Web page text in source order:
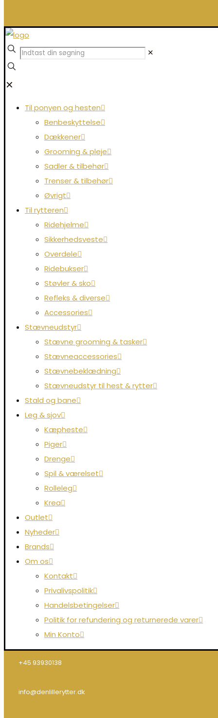
✕
✕
Til ponyen og hesten
Benbeskyttelse
Dækkener
Grooming & pleje
Sadler & tilbehør
Trenser & tilbehør
Øvrigt
Til rytteren
Ridehjelme
Sikkerhedsveste
Overdele
Ridebukser
Støvler & sko
Refleks & diverse
Accessories
Stævneudstyr
Stævne grooming & tasker
Stævneaccessories
Stævnebeklædning
Stævneudstyr til hest & rytter
Stald og bane
Leg & sjov
Kæpheste
Piger
Drenge
Spil & værelset
Rolleleg
Krea
Outlet
Nyheder
Brands
Om os
Kontakt
Privalivspolitik
Handelsbetingelser
Politik for refundering og returnerede varer
Min Konto
+45 93930138
info@denlillerytter.dk